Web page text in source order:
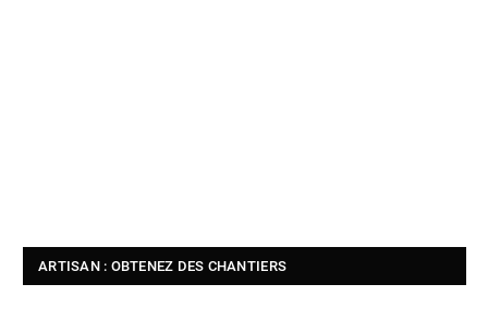
ARTISAN : OBTENEZ DES CHANTIERS